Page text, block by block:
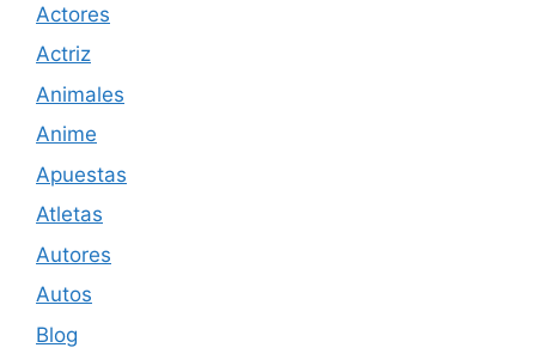
Actores
Actriz
Animales
Anime
Apuestas
Atletas
Autores
Autos
Blog